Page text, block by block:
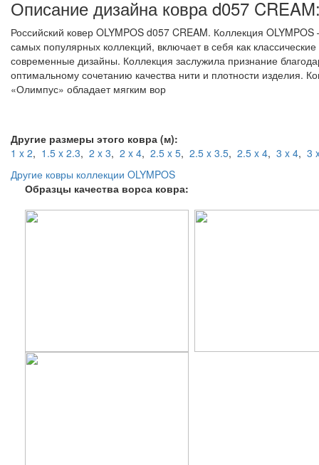
Описание дизайна ковра d057
Российский ковер OLYMPOS d057 CREAM. Коллекция OLYMPOS
самых популярных коллекций, включает в себя как классические
современные дизайны. Коллекция заслужила признание
оптимальному сочетанию качества нити и плотности изделия.
«Олимпус» обладает мягким вор
Другие размеры этого ковра (м):
1 x 2, 1.5 x 2.3, 2 x 3, 2 x 4, 2.5 x 5, 2.5 x 3.5, 2.5 x 4, 3 x 4, 3
Другие ковры коллекции OLYMPOS
Образцы качества ворса ковра: